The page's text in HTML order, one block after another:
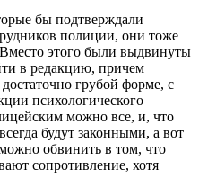
бы подтверждали
полиции, они тоже
этого были выдвинуты
в редакцию, причем
грубой форме, с
психологического
можно все, и, что
будут законными, а вот
обвинить в том, что
сопротивление, хотя